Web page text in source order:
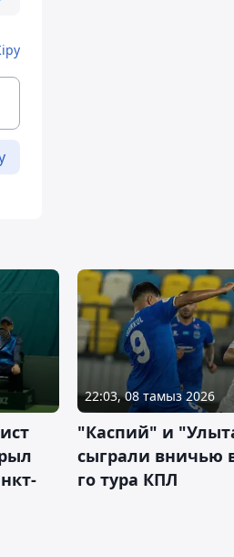
22:03, 08 тамыз 2026
"Каспий" и
сыграли вничью
го тура КПЛ